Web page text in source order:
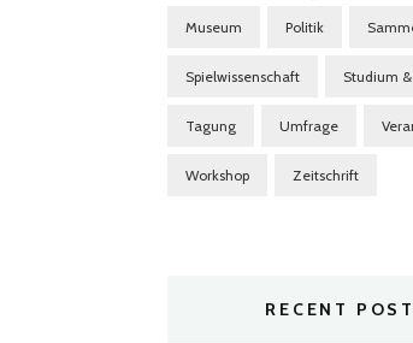
Museum Politik
Spielwissenschaft Studium
Tagung Umfrage
Workshop Zeitschrift
RECENT